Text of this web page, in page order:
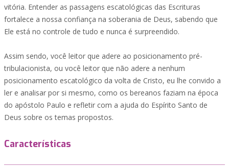
vitória. Entender as passagens escatológicas das Escrituras
fortalece a nossa confiança na soberania de Deus, sabendo que
Ele está no controle de tudo e nunca é surpreendido.
Assim sendo, você leitor que adere ao posicionamento pré-
tribulacionista, ou você leitor que não adere a nenhum
posicionamento escatológico da volta de Cristo, eu lhe convido a
ler e analisar por si mesmo, como os bereanos faziam na época
do apóstolo Paulo e refletir com a ajuda do Espírito Santo de
Deus sobre os temas propostos.
Características